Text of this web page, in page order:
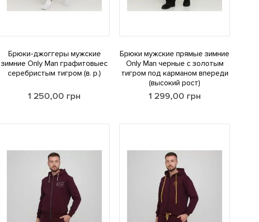
Брюки-джоггеры мужские
зимние Only Man графитовыес
серебристым тигром (в. р.)
1 250,00 грн
Брюки мужские прямые зимние
Only Man черные с золотым
тигром под карманом впереди
(высокий рост)
1 299,00 грн